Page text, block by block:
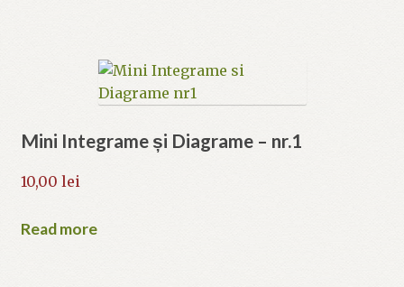
Mini Integrame și Diagrame – nr.1
10,00 lei
Read more